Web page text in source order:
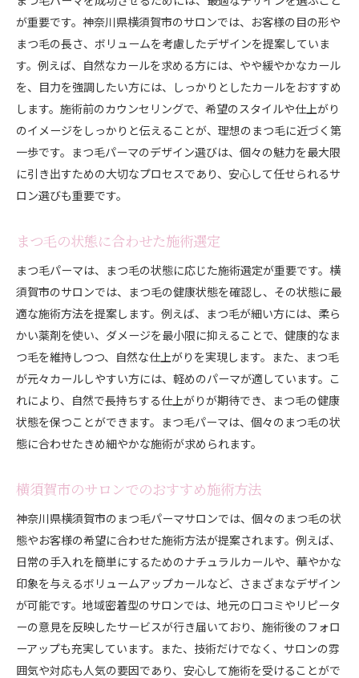
が重要です。神奈川県横須賀市のサロンでは、お客様の目の形や
まつ毛の長さ、ボリュームを考慮したデザインを提案していま
す。例えば、自然なカールを求める方には、やや緩やかなカール
を、目力を強調したい方には、しっかりとしたカールをおすすめ
します。施術前のカウンセリングで、希望のスタイルや仕上がり
のイメージをしっかりと伝えることが、理想のまつ毛に近づく第
一歩です。まつ毛パーマのデザイン選びは、個々の魅力を最大限
に引き出すための大切なプロセスであり、安心して任せられるサ
ロン選びも重要です。
まつ毛の状態に合わせた施術選定
まつ毛パーマは、まつ毛の状態に応じた施術選定が重要です。横
須賀市のサロンでは、まつ毛の健康状態を確認し、その状態に最
適な施術方法を提案します。例えば、まつ毛が細い方には、柔ら
かい薬剤を使い、ダメージを最小限に抑えることで、健康的なま
つ毛を維持しつつ、自然な仕上がりを実現します。また、まつ毛
が元々カールしやすい方には、軽めのパーマが適しています。こ
れにより、自然で長持ちする仕上がりが期待でき、まつ毛の健康
状態を保つことができます。まつ毛パーマは、個々のまつ毛の状
態に合わせたきめ細やかな施術が求められます。
横須賀市のサロンでのおすすめ施術方法
神奈川県横須賀市のまつ毛パーマサロンでは、個々のまつ毛の状
態やお客様の希望に合わせた施術方法が提案されます。例えば、
日常の手入れを簡単にするためのナチュラルカールや、華やかな
印象を与えるボリュームアップカールなど、さまざまなデザイン
が可能です。地域密着型のサロンでは、地元の口コミやリピータ
ーの意見を反映したサービスが行き届いており、施術後のフォロ
ーアップも充実しています。また、技術だけでなく、サロンの雰
囲気や対応も人気の要因であり、安心して施術を受けることがで